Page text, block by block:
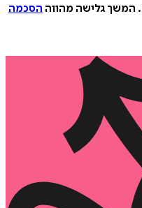
המשך גלישה מהווה הסכמה